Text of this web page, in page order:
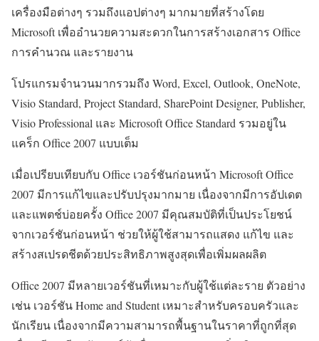
เครื่องมือต่างๆ รวมถึงแอปต่างๆ มากมายที่สร้างโดย
Microsoft เพื่ออำนวยความสะดวกในการสร้างเอกสาร Office
การคำนวณ และรายงาน
โปรแกรมจำนวนมากรวมถึง Word, Excel, Outlook, OneNote,
Visio Standard, Project Standard, SharePoint Designer, Publisher,
Visio Professional และ Microsoft Office Standard รวมอยู่ใน
แคร็ก Office 2007 แบบเต็ม
เมื่อเปรียบเทียบกับ Office เวอร์ชันก่อนหน้า Microsoft Office
2007 มีการแก้ไขและปรับปรุงมากมาย เนื่องจากมีการอัปเดต
และแพตช์บ่อยครั้ง Office 2007 มีคุณสมบัติที่เป็นประโยชน์
จากเวอร์ชันก่อนหน้า ช่วยให้ผู้ใช้สามารถแสดง แก้ไข และ
สร้างสเปรดชีตด้วยประสิทธิภาพสูงสุดเพื่อเพิ่มผลผลิต
Office 2007 มีหลายเวอร์ชันที่เหมาะกับผู้ใช้แต่ละราย ตัวอย่าง
เช่น เวอร์ชัน Home and Student เหมาะสำหรับครอบครัวและ
นักเรียน เนื่องจากมีความสามารถพื้นฐานในราคาที่ถูกที่สุด